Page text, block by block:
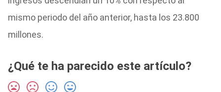
mismo periodo del año anterior, hasta los 23.800
millones.
¿Qué te ha parecido este artículo?